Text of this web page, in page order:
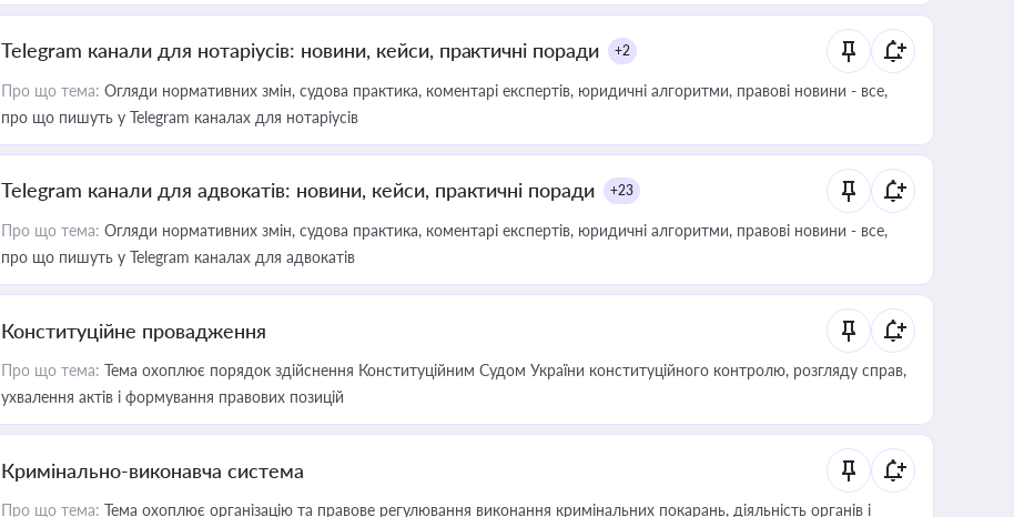
Telegram канали для нотаріусів: новини, кейси, практичні поради +2
Про що тема: Огляди нормативних змін, судова практика, коментарі експертів, юридичні алгоритми, правові новини - все,
про що пишуть у Telegram каналах для нотаріусів
Telegram канали для адвокатів: новини, кейси, практичні поради +23
Про що тема: Огляди нормативних змін, судова практика, коментарі експертів, юридичні алгоритми, правові новини - все,
про що пишуть у Telegram каналах для адвокатів
Конституційне провадження
Про що тема: Тема охоплює порядок здійснення Конституційним Судом України конституційного контролю, розгляду справ,
ухвалення актів і формування правових позицій
Кримінально-виконавча система
Про що тема: Тема охоплює організацію та правове регулювання виконання кримінальних покарань, діяльність органів і